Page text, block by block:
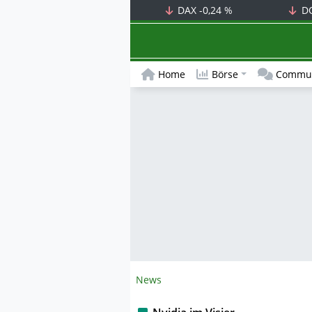
DAX-0,24 %
Home Börse
News